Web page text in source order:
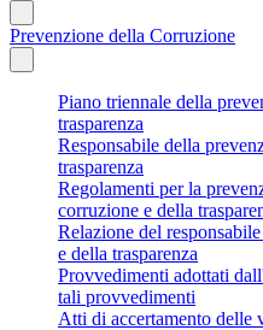
Prevenzione della Corruzione
Piano triennale della
trasparenza
Responsabile della
trasparenza
Regolamenti per la
corruzione e della
Relazione del
e della trasparenza
Provvedimenti adottati
tali provvedimenti
Atti di accertamento delle